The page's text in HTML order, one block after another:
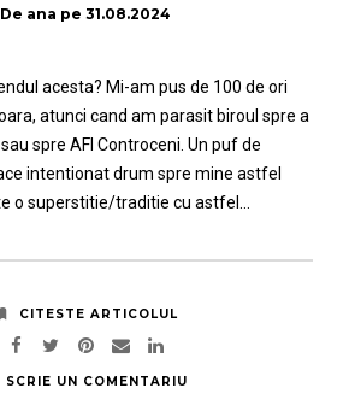
De ana pe 31.08.2024
acesta? Mi-am pus de 100 de ori
atunci cand am parasit biroul spre a
spre AFI Controceni. Un puf de
intentionat drum spre mine astfel
o superstitie/traditie cu astfel…
CITESTE ARTICOLUL
SCRIE UN COMENTARIU